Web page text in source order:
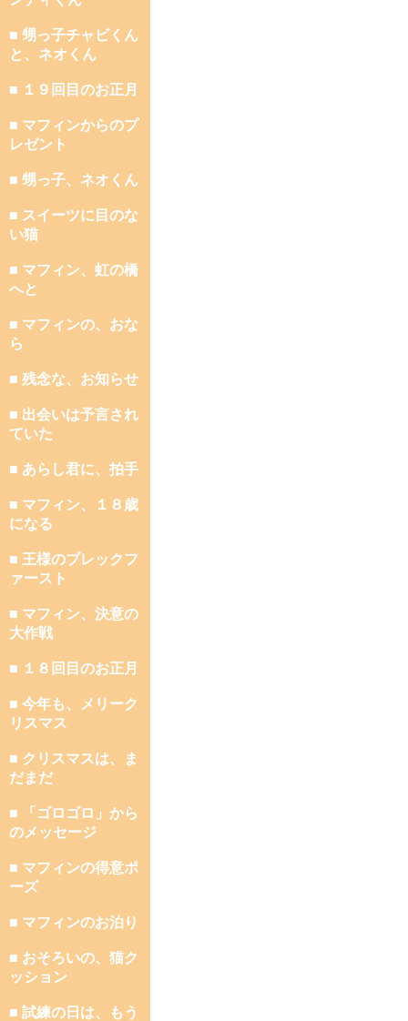
■ 甥っ子チャビくん
と、ネオくん
■ １９回目のお正月
■ マフィンからのプ
レゼント
■ 甥っ子、ネオくん
■ スイーツに目のな
い猫
■ マフィン、虹の橋
へと
■ マフィンの、おな
ら
■ 残念な、お知らせ
■ 出会いは予言され
ていた
■ あらし君に、拍手
■ マフィン、１８歳
になる
■ 王様のブレックフ
ァースト
■ マフィン、決意の
大作戦
■ １８回目のお正月
■ 今年も、メリーク
リスマス
■ クリスマスは、ま
だまだ
■ 「ゴロゴロ」から
のメッセージ
■ マフィンの得意ポ
ーズ
■ マフィンのお泊り
■ おそろいの、猫ク
ッション
■ 試練の日は、もう